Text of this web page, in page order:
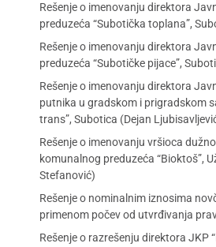
Rešenje o imenovanju direktora
preduzeća “Subotička toplana”,
Rešenje o imenovanju direktora
preduzeća “Subotičke pijace”,
Rešenje o imenovanju direktora
putnika u gradskom i prigradskom
trans”, Subotica (Dejan
Rešenje o imenovanju vršioca
komunalnog preduzeća “Bioktoš”,
Stefanović)
Rešenje o nominalnim iznosima
primenom počev od utvrđivanja
Rešenje o razrešenju direktora JKP